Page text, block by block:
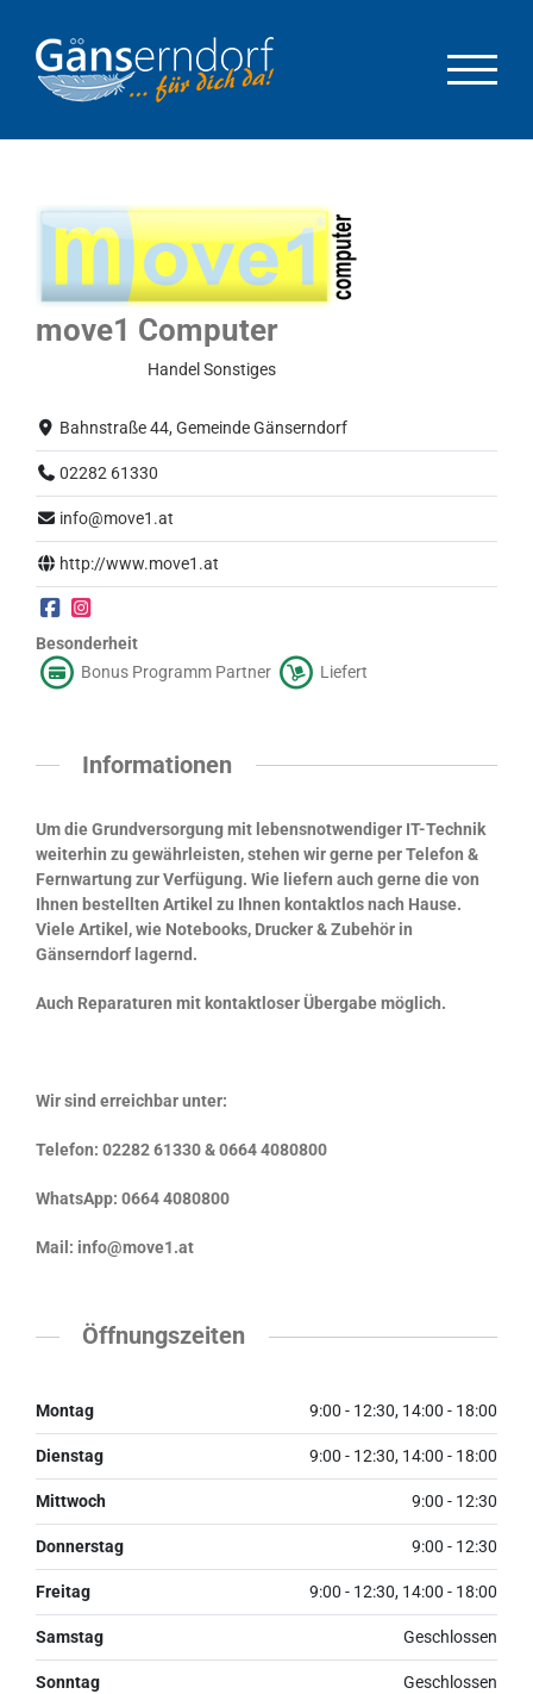
springen
move1 Computer
Handel Sonstiges
Bahnstraße 44, Gemeinde Gänserndorf
02282 61330
info@move1.at
http://www.move1.at
Besonderheit
Bonus Programm Partner
Liefert
Informationen
Um die Grundversorgung mit lebensnotwendiger IT-Technik
weiterhin zu gewährleisten, stehen wir gerne per Telefon &
Fernwartung zur Verfügung. Wie liefern auch gerne die von
Ihnen bestellten Artikel zu Ihnen kontaktlos nach Hause.
Viele Artikel, wie Notebooks, Drucker & Zubehör in
Gänserndorf lagernd.
Auch Reparaturen mit kontaktloser Übergabe möglich.
Wir sind erreichbar unter:
Telefon: 02282 61330 & 0664 4080800
WhatsApp: 0664 4080800
Mail: info@move1.at
Öffnungszeiten
Montag 9:00 - 12:30, 14:00 - 18:00
Dienstag 9:00 - 12:30, 14:00 - 18:00
Mittwoch 9:00 - 12:30
Donnerstag 9:00 - 12:30
Freitag 9:00 - 12:30, 14:00 - 18:00
Samstag Geschlossen
Sonntag Geschlossen